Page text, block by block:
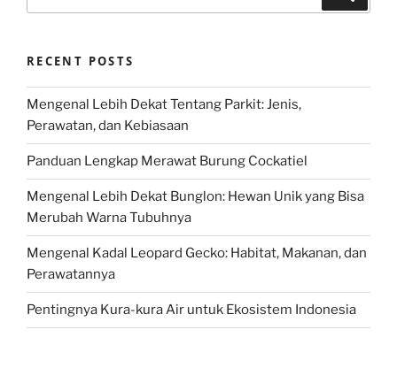
RECENT POSTS
Mengenal Lebih Dekat Tentang Parkit: Jenis,
Perawatan, dan Kebiasaan
Panduan Lengkap Merawat Burung Cockatiel
Mengenal Lebih Dekat Bunglon: Hewan Unik yang Bisa
Merubah Warna Tubuhnya
Mengenal Kadal Leopard Gecko: Habitat, Makanan, dan
Perawatannya
Pentingnya Kura-kura Air untuk Ekosistem Indonesia